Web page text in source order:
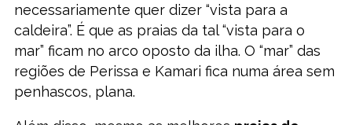
necessariamente quer dizer “vista para a
caldeira”. É que as praias da tal “vista para o
mar” ficam no arco oposto da ilha. O “mar” das
regiões de Perissa e Kamari fica numa área sem
penhascos, plana.